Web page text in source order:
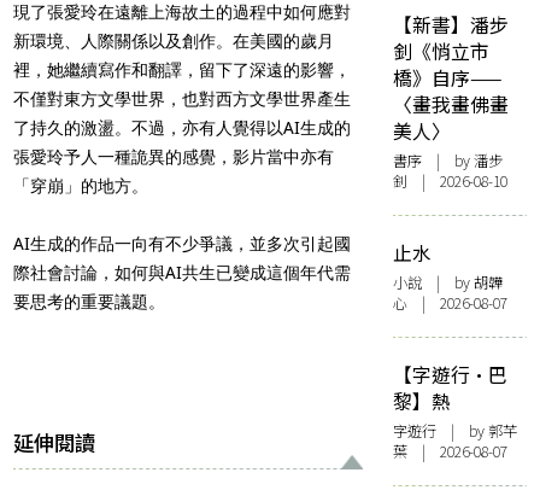
現了張愛玲在遠離上海故土的過程中如何應對
新環境、人際關係以及創作。在美國的歲月
裡，她繼續寫作和翻譯，留下了深遠的影響，
不僅對東方文學世界，也對西方文學世界產生
了持久的激盪。不過，亦有人覺得以AI生成的
張愛玲予人一種詭異的感覺，影片當中亦有
「穿崩」的地方。
AI生成的作品一向有不少爭議，並多次引起國
際社會討論，如何與AI共生已變成這個年代需
要思考的重要議題。
延伸閱讀
【新書】潘步
釗《悄立市
橋》自序——
〈畫我畫佛畫
美人〉
書序 | by潘步
釗 | 2026-08-10
止水
小說 | by 胡韡
心 | 2026-08-07
【字遊行·巴
黎】熱
字遊行 | by 郭芊
葉 | 2026-08-07